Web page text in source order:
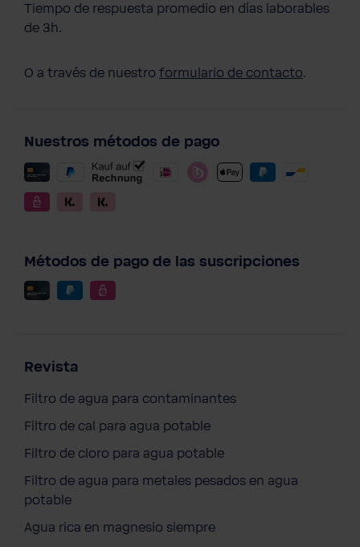
Tiempo de respuesta promedio en días laborables
de 3h.
O a través de nuestro formulario de contacto.
Nuestros métodos de pago
Métodos de pago de las suscripciones
Revista
Filtro de agua para contaminantes
Filtro de cal para agua potable
Filtro de cloro para agua potable
Filtro de agua para metales pesados en agua
potable
Agua rica en magnesio siempre